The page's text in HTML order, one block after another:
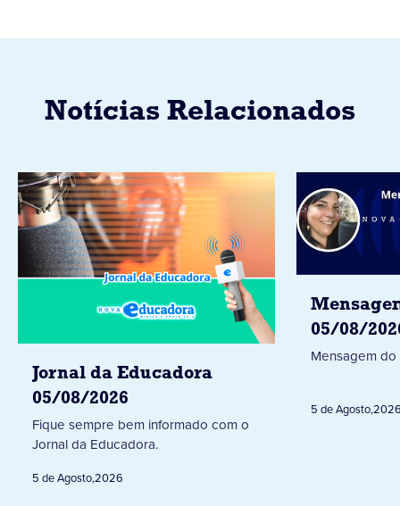
Notícias Relacionados
Jornal da Educadora
05/08/2026
Fique sempre bem informado com o
Jornal da Educadora.
5 de Agosto,2026
05/08/
Mensagem do
5 de Agosto,